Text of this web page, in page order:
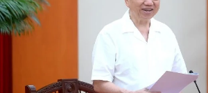
MÔI TRƯỜNG
KIỂM CHỨNG THÔNG TIN